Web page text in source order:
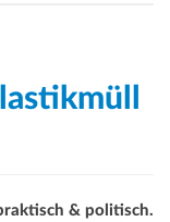
& politisch.